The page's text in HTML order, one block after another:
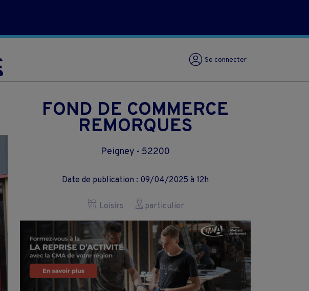
Se connecter
FOND DE COMMERCE
REMORQUES
Peigney - 52200
Date de publication : 09/04/2025 à 12h
Loisirs particulier